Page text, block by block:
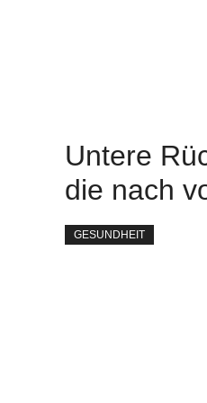
Untere
die nach
GESUNDHEIT